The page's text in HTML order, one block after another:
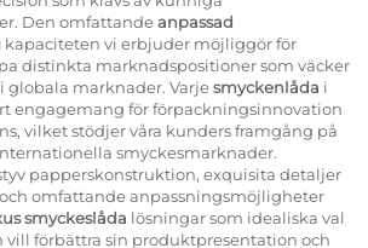
Den omfattandeanpassad
kapaciteten vi erbjuder möjliggör för
distinkta marknadspositioner som väcker
marknader. Varjesmyckenlåda i
engagemang för förpackningsinnovation
vilket stödjer våra kunders framgång på
smyckesmarknader.
papperskonstruktion, exquisita detaljer
omfattande anpassningsmöjligheter
smyckeslåda lösningar som idealiska val
vill förbättra sin produktpresentation och